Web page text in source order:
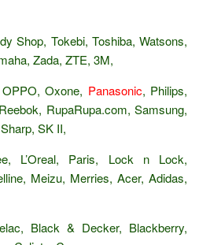
Shop, Tokebi, Toshiba, Watsons,
Zada, ZTE, 3M,
Oxone, Panasonic, Philips,
RupaRupa.com, Samsung,
SK II,
L’Oreal, Paris, Lock n Lock,
Meizu, Merries, Acer, Adidas,
Black & Decker, Blackberry,